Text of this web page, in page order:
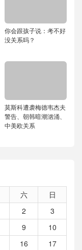
你会跟孩子说：考不好
没关系吗？
莫斯科遭袭梅德韦杰夫
警告、朝韩暗潮汹涌、
中美欧关系
六
日
2
3
9
10
16
17